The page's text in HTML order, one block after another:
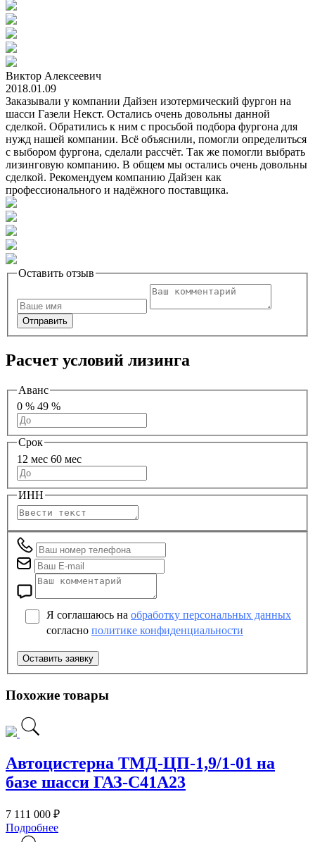
Виктор Алексеевич
2018.01.09
Заказывали у компании Дайзен изотермический фургон на
шасси Газели Некст. Остались очень довольны данной
сделкой. Обратились к ним с просьбой подбора фургона для
нужд нашей компании. Всё объяснили, помогли определиться
с выбором фургона, сделали рассчёт. Так же помогли выбрать
лизинговую компанию. В общем мы остались очень довольны
сделкой. Рекомендуем компанию Дайзен как
профессионального и надёжного поставщика.
Оставить отзыв
Отправить
Расчет условий лизинга
Аванс
0 % 49 %
Срок
12 мес 60 мес
ИНН
Я соглашаюсь на обработку персональных данных
согласно политике конфиденциальности
Похожие товары
Автоцистерна ТМД-ЦП-1,9/1-01 на
базе шасси ГАЗ-C41A23
7 111 000 ₽
Подробнее